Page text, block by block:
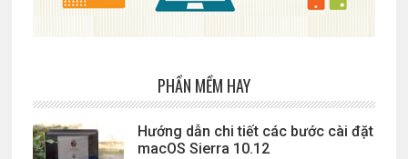
PHẦN MỀM HAY
Hướng dẫn chi tiết các bước cài đặt
macOS Sierra 10.12